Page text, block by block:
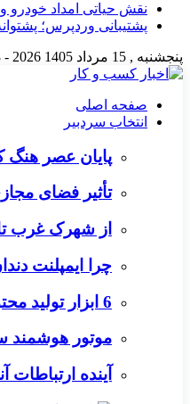
نقش حیاتی امداد خودرو
پشتیبانی وردپرس؛
پنجشنبه , 15 مرداد 1405 2026 - 08 - 06
صفحه اصلی
انتخاب سردبیر
پایان عصر هنگ
تأثیر فضای
از شهرک غرب
چرا ایمپلنت
6 ابزار تولید محتوا در سنجور که هر نویسنده به آن‌ها نیاز دارد
موتور هوشمند
آینده